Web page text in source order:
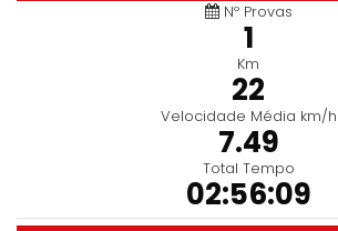
Nº Provas
1
Km
22
Velocidade Média km/h
7.49
Total Tempo
02:56:09